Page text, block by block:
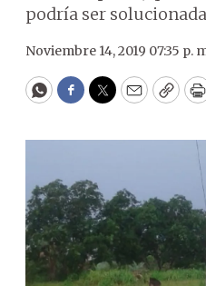
podría ser
Noviembre 14, 2019 07:35 p.
WhatsApp
Facebook
Twitter
EmailCopy